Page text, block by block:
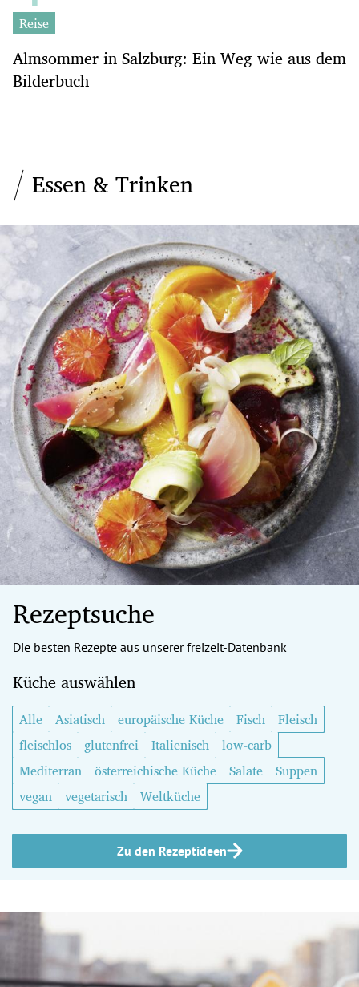
Reise
Almsommer in Salzburg: Ein Weg wie aus dem
Bilderbuch
Essen & Trinken
Rezeptsuche
Die besten Rezepte aus unserer freizeit-Datenbank
Küche auswählen
Alle Asiatisch europäische Küche Fisch
Fleisch
fleischlos
glutenfrei Italienisch
low-carb
Mediterran
österreichische Küche Salate
Suppen
vegan
vegetarisch Weltküche
Zu den Rezeptideen